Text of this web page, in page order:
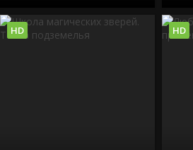
HD HD